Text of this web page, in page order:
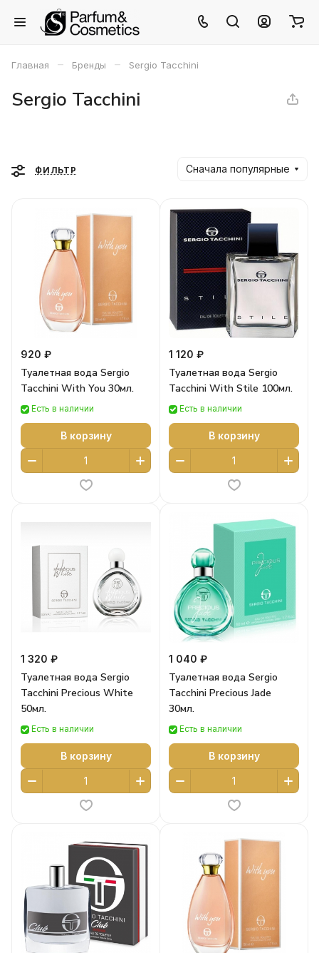
Главная – Бренды – Sergio Tacchini
Sergio Tacchini
ФИЛЬТР Сначала популярные
920 ₽
Туалетная вода Sergio
Tacchini With You 30мл.
Есть в наличии
В корзину
1 120 ₽
Туалетная вода Sergio
Tacchini With Stile 100мл.
Есть в наличии
В корзину
1 320 ₽
Туалетная вода Sergio
Tacchini Precious White
50мл.
Есть в наличии
В корзину
1 040 ₽
Туалетная вода Sergio
Tacchini Precious Jade
30мл.
Есть в наличии
В корзину